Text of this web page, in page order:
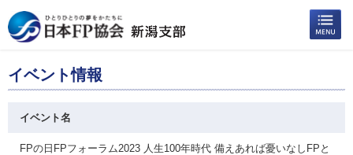
イベント情報
イベント名
FPの日FPフォーラム2023 人生100年時代 備えあれば憂いなしFPと